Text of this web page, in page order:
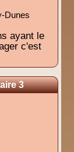
Dunes
ayant le
c'est
3